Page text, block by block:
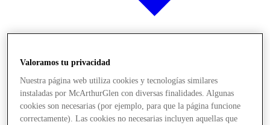
Valoramos tu privacidad
Nuestra página web utiliza cookies y tecnologías similares
instaladas por McArthurGlen con diversas finalidades. Algunas
cookies son necesarias (por ejemplo, para que la página funcione
correctamente). Las cookies no necesarias incluyen aquellas que